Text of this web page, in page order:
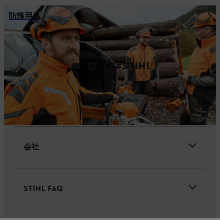
防護用品
#STIHL
会社
STIHL FAQ